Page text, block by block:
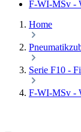
F-WI-MSv -
Home
Serie F10 -
F-WI-MSv -